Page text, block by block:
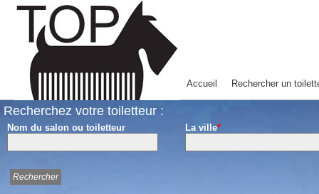
Accueil Rechercher un
Recherchez votre toiletteur :
Nom du salon ou toiletteur La ville*